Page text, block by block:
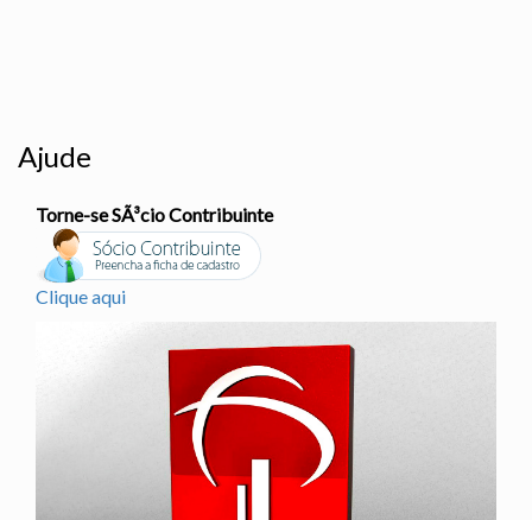
Ajude
Torne-se SÃ³cio Contribuinte
Clique aqui